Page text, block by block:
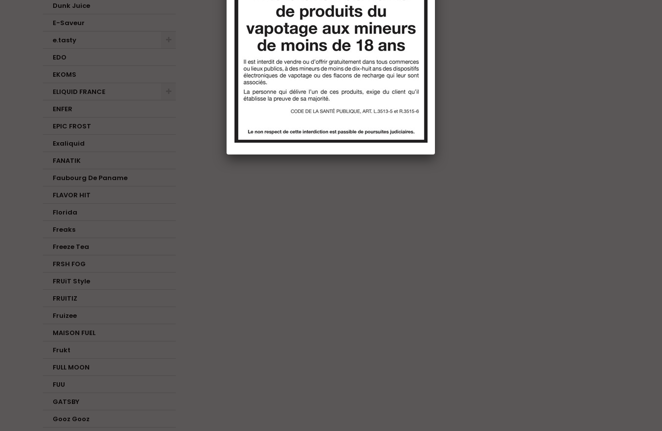
Dunk Juice
E-Saveur
e.tasty
EDO
EKOMS
ELIQUID FRANCE
ENFER
EPIC FROST
Exaliquid
FANATIK
Faubourg De Paname
FLAVOR HIT
Florida
Freaks
Freeze Tea
FRSH FOG
FRUiT Style
FRUITIZ
Fruizee
MAISON FUEL
Frukt
FULL MOON
FUU
GATSBY
Gooz Gooz